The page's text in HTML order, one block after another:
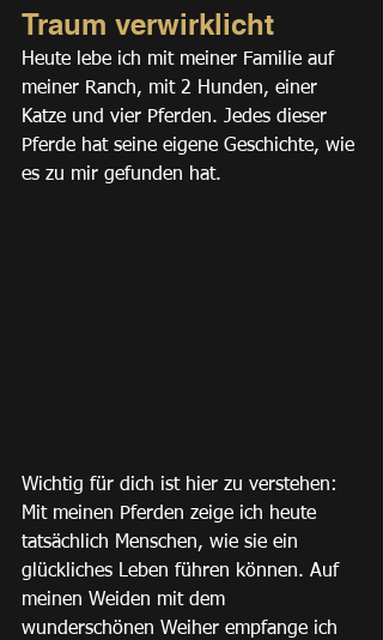
Traum verwirklicht
Heute lebe ich mit meiner Familie auf
meiner Ranch, mit 2 Hunden, einer
Katze und vier Pferden. Jedes dieser
Pferde hat seine eigene Geschichte, wie
es zu mir gefunden hat.
Wichtig für dich ist hier zu verstehen:
Mit meinen Pferden zeige ich heute
tatsächlich Menschen, wie sie ein
glückliches Leben führen können. Auf
meinen Weiden mit dem
wunderschönen Weiher empfange ich